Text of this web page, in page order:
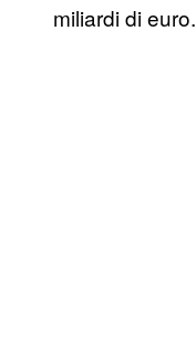
miliardi di euro.